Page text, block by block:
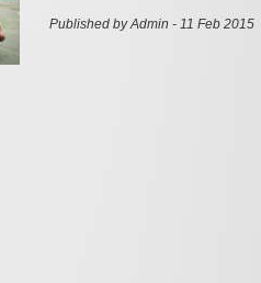
Published by Admin - 11 Feb 2015